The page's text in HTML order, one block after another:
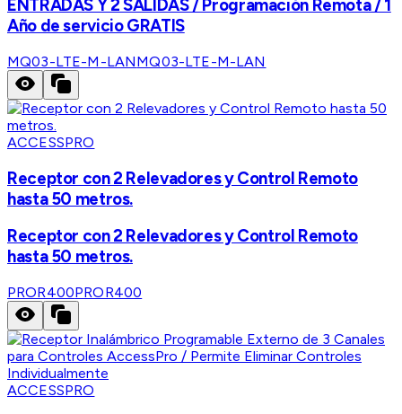
ENTRADAS Y 2 SALIDAS / Programación Remota / 1
Año de servicio GRATIS
MQ03-LTE-M-LANMQ03-LTE-M-LAN
ACCESSPRO
Receptor con 2 Relevadores y Control Remoto
hasta 50 metros.
Receptor con 2 Relevadores y Control Remoto
hasta 50 metros.
PROR400PROR400
ACCESSPRO